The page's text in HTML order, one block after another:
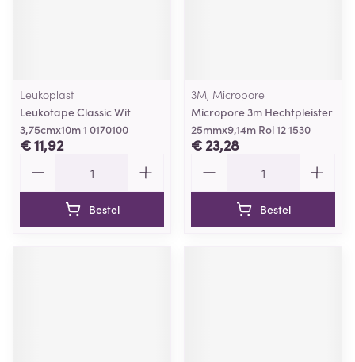
Leukoplast
Leukotape Classic Wit
3,75cmx10m 1 0170100
€ 11,92
Bestel
3M, Micropore
Micropore 3m Hechtpleister
25mmx9,14m Rol 12 1530
€ 23,28
Bestel